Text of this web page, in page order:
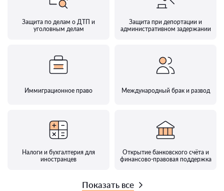
Защита по делам о ДТП и
уголовным делам
Защита при депортации и
административном задержании
Иммиграционное право Международный брак и развод
Налоги и бухгалтерия для
иностранцев
Открытие банковского счёта и
финансово-правовая поддержка
Показать все